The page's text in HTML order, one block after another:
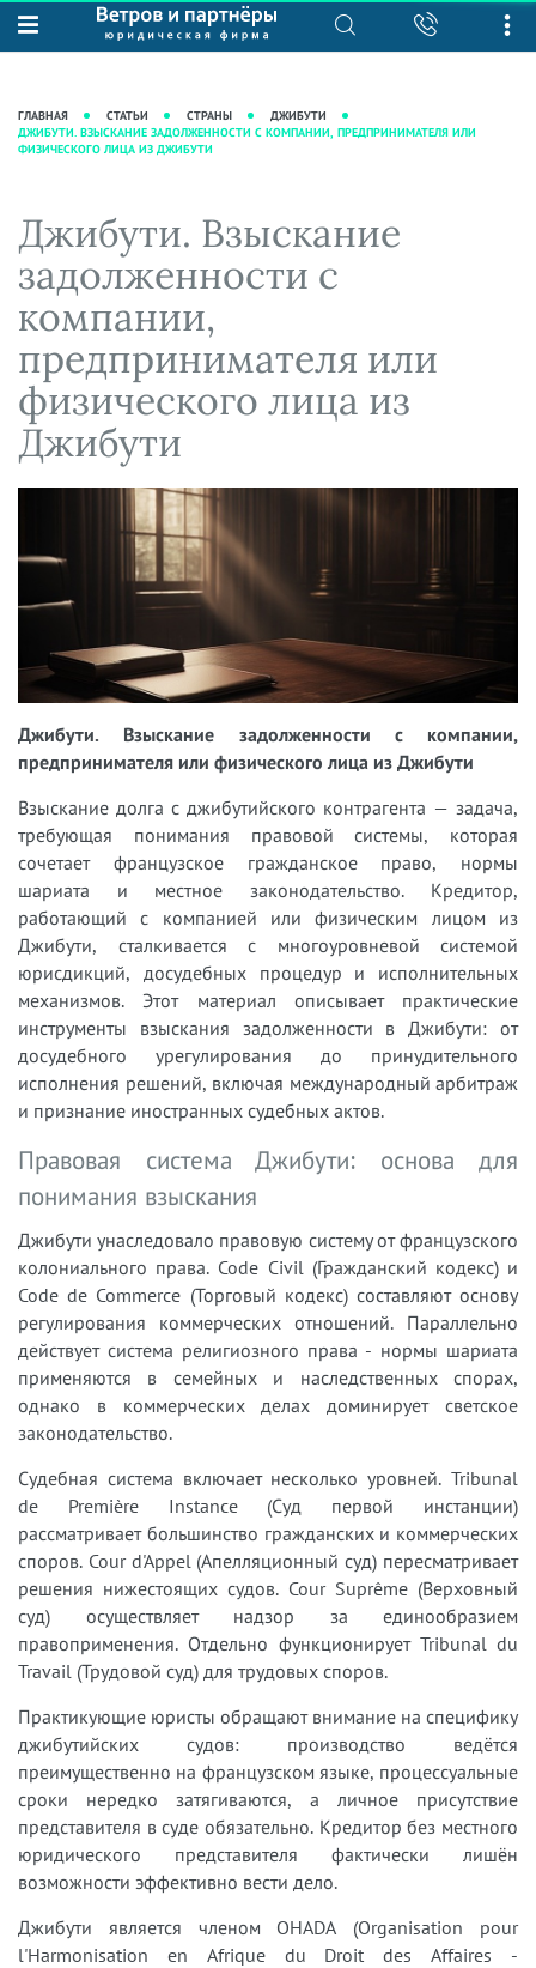
О нас
Рекомендации
Преимущества юридической
фирмы
Кейсы
Вакансии
Юридические услуги
Интеллектуальная собственность
Налоговая практика
Сопровождение бизнеса
Ведение уголовных дел
Защита активов
Ведение дел о банкротстве
База знаний
практики"
Аудиоподкасты
Видеоподкасты
Справочная
Вопросы-ответы
Вебинары и семинары
Прямые эфиры
ГЛАВНАЯ СТАТЬИ СТРАНЫ
ДЖИБУТИ
ДЖИБУТИ. ВЗЫСКАНИЕ ЗАДОЛЖЕННОСТИ С КОМПАНИИ, ПРЕДПРИНИМАТЕЛЯ ИЛИ
ФИЗИЧЕСКОГО ЛИЦА ИЗ ДЖИБУТИ
Джибути. Взыскание
задолженности с
компании,
предпринимателя или
физического лица из
Джибути
Джибути. Взыскание задолженности с компании,
предпринимателя или физического лица из Джибути
Взыскание долга с джибутийского контрагента — задача,
требующая понимания правовой системы, которая
сочетает французское гражданское право, нормы
шариата и местное законодательство. Кредитор,
работающий с компанией или физическим лицом из
Джибути, сталкивается с многоуровневой системой
юрисдикций, досудебных процедур и исполнительных
механизмов. Этот материал описывает практические
инструменты взыскания задолженности в Джибути: от
досудебного урегулирования до принудительного
исполнения решений, включая международный арбитраж
и признание иностранных судебных актов.
Правовая система Джибути: основа для
понимания взыскания
Джибути унаследовало правовую систему от французского
колониального права. Code Civil (Гражданский кодекс) и
Code de Commerce (Торговый кодекс) составляют основу
регулирования коммерческих отношений. Параллельно
действует система религиозного права - нормы шариата
применяются в семейных и наследственных спорах,
однако в коммерческих делах доминирует светское
законодательство.
Судебная система включает несколько уровней. Tribunal
de Première Instance (Суд первой инстанции)
рассматривает большинство гражданских и коммерческих
споров. Cour d'Appel (Апелляционный суд) пересматривает
решения нижестоящих судов. Cour Suprême (Верховный
суд) осуществляет надзор за единообразием
правоприменения. Отдельно функционирует Tribunal du
Travail (Трудовой суд) для трудовых споров.
Практикующие юристы обращают внимание на специфику
джибутийских судов: производство ведётся
преимущественно на французском языке, процессуальные
сроки нередко затягиваются, а личное присутствие
представителя в суде обязательно. Кредитор без местного
юридического представителя фактически лишён
возможности эффективно вести дело.
Джибути является членом OHADA (Organisation pour
l'Harmonisation en Afrique du Droit des Affaires -